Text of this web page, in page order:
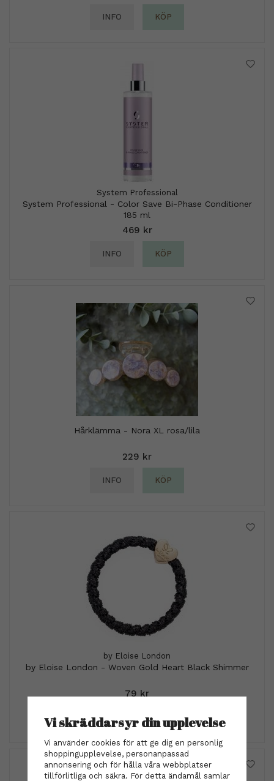
INFO KÖP
System Professional
System Professional - Color Save Bi-Phase Conditioner
185 ml
469 kr
INFO KÖP
Hårklämma - Nora XL rosa/lila
229 kr
INFO KÖP
by Eloise London
by Eloise London - Woven Gold Heart Black Shimmer
79 kr
INFO
Vi skräddarsyr din upplevelse
Vi använder cookies för att ge dig en personlig
shoppingupplevelse, personanpassad
annonsering och för hålla våra webbplatser
tillförlitliga och säkra. För detta ändamål samlar